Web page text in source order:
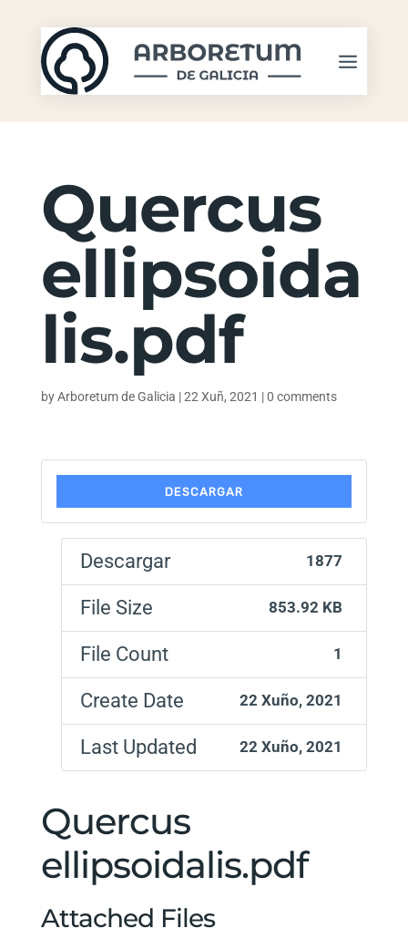
Quercus
ellipsoida
lis.pdf
byArboretum de Galicia |22 Xuñ, 2021 |0 comments
DESCARGAR
Descargar 1877
File Size 853.92 KB
File Count 1
Create Date 22 Xuño, 2021
Last Updated 22 Xuño, 2021
Quercus
ellipsoidalis.pdf
Attached Files